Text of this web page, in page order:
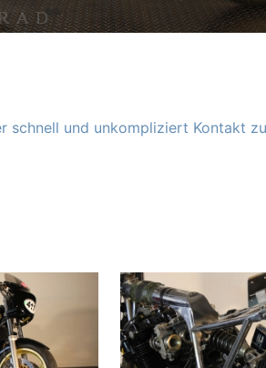
schnell und unkompliziert Kontakt